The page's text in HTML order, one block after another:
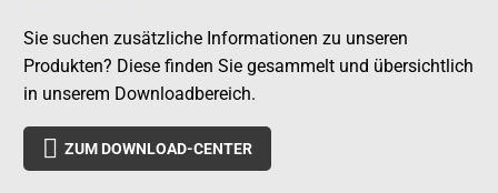
Sie suchen zusätzliche Informationen zu unseren
Produkten? Diese finden Sie gesammelt und übersichtlich
in unserem Downloadbereich.
 ZUM DOWNLOAD-CENTER